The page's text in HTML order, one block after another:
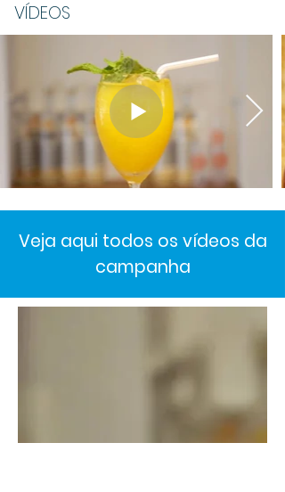
​VÍDEOS
Veja aqui todos os vídeos da
campanha